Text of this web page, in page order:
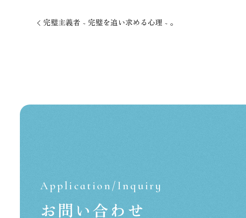
⁡完璧主義者 ~ 完璧を追い求める心理 ~ 。
Application/Inquiry
お問い合わせ